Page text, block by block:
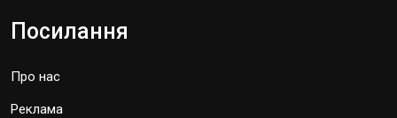
Посилання
Про нас
Реклама